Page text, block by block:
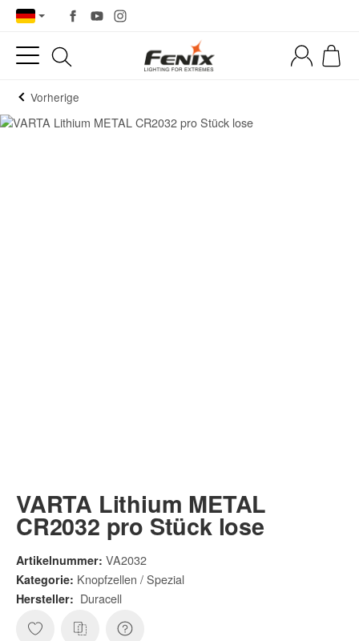
Vorherige
VARTA Lithium METAL
CR2032 pro Stück lose
Artikelnummer: VA2032
Kategorie: Knopfzellen / Spezial
Hersteller: Duracell